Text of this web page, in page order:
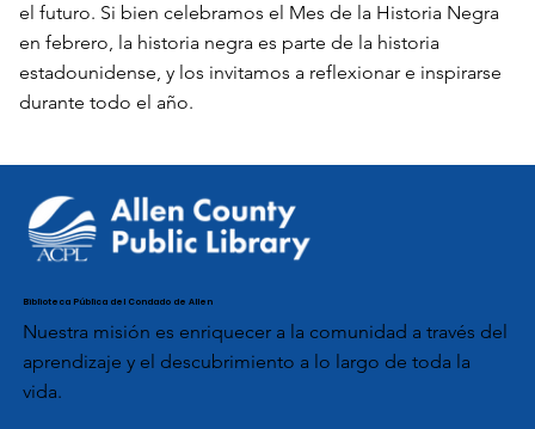
el futuro. Si bien celebramos el Mes de la Historia Negra
en febrero, la historia negra es parte de la historia
estadounidense, y los invitamos a reflexionar e inspirarse
durante todo el año.
Biblioteca Pública del Condado de Allen
Nuestra misión es enriquecer a la comunidad a través del
aprendizaje y el descubrimiento a lo largo de toda la
vida.